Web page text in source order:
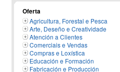
Oferta
Agricultura, Forestal e Pesca
Arte, Deseño e Creatividade
Atención a Clientes
Comerciais e Vendas
Compras e Loxística
Educación e Formación
Fabricación e Producción